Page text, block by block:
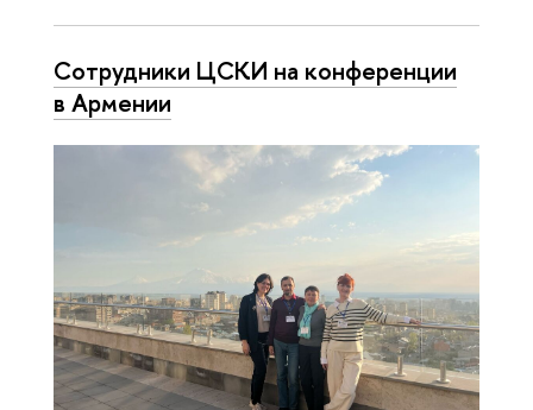
Сотрудники ЦСКИ на конференции
в Армении